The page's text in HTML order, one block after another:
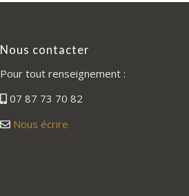
Nous contacter
Pour tout renseignement :
07 87 73 70 82
Nous écrire